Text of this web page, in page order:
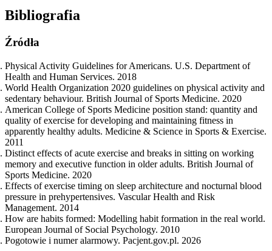
Bibliografia
Źródła
Physical Activity Guidelines for Americans. U.S. Department of
Health and Human Services. 2018
World Health Organization 2020 guidelines on physical activity and
sedentary behaviour. British Journal of Sports Medicine. 2020
American College of Sports Medicine position stand: quantity and
quality of exercise for developing and maintaining fitness in
apparently healthy adults. Medicine & Science in Sports & Exercise.
2011
Distinct effects of acute exercise and breaks in sitting on working
memory and executive function in older adults. British Journal of
Sports Medicine. 2020
Effects of exercise timing on sleep architecture and nocturnal blood
pressure in prehypertensives. Vascular Health and Risk
Management. 2014
How are habits formed: Modelling habit formation in the real world.
European Journal of Social Psychology. 2010
Pogotowie i numer alarmowy. Pacjent.gov.pl. 2026